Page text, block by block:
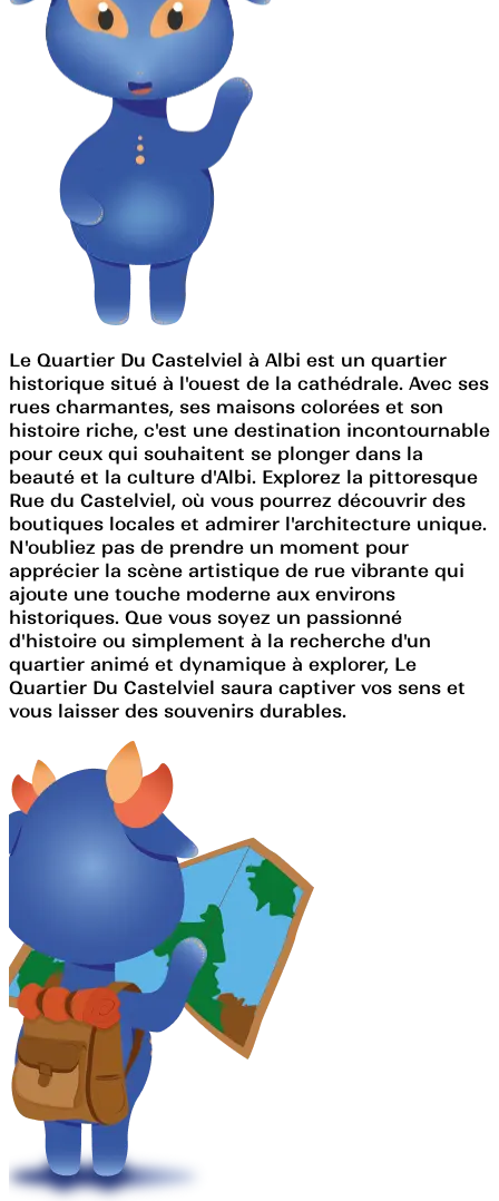
Le Quartier Du Castelviel à Albi est un quartier
historique situé à l'ouest de la cathédrale. Avec ses
rues charmantes, ses maisons colorées et son
histoire riche, c'est une destination incontournable
pour ceux qui souhaitent se plonger dans la
beauté et la culture d'Albi. Explorez la pittoresque
Rue du Castelviel, où vous pourrez découvrir des
boutiques locales et admirer l'architecture unique.
N'oubliez pas de prendre un moment pour
apprécier la scène artistique de rue vibrante qui
ajoute une touche moderne aux environs
historiques. Que vous soyez un passionné
d'histoire ou simplement à la recherche d'un
quartier animé et dynamique à explorer, Le
Quartier Du Castelviel saura captiver vos sens et
vous laisser des souvenirs durables.